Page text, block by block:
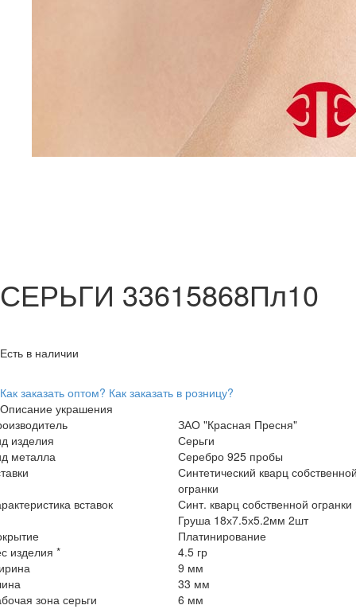
СЕРЬГИ 33615868Пл10
Есть в наличии
Как заказать оптом? Как заказать в розницу?
Описание украшения
ЗАО "Красная Пресня"
изделия
Серьги
металла
Серебро 925 пробы
Синтетический кварц
огранки
вставок
Синт. кварц собственной огранки
Груша 18х7.5х5.2мм 2шт
Платинирование
изделия *
4.5 гр
9 мм
33 мм
зона серьги
6 мм